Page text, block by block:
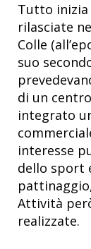
Tutto inizia
rilasciate
Colle
suo
di un
integrato
interesse
dello sport
Attività
realizzate.